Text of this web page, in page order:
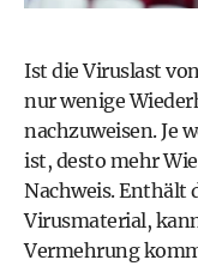
Ist die Viruslast
nur wenige
nachzuweisen. Je
ist, desto mehr
Nachweis. Enthält
Virusmaterial,
Vermehrung